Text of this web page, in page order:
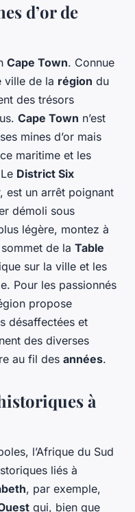
d’or de
Cape Town. Connue
ville de la région du
des trésors
Cape Town n’est
mines d’or mais
maritime et les
District Six
est un arrêt poignant
démoli sous
légère, montez à
de la Table
sur la ville et les
Pour les passionnés
propose
désaffectées et
des diverses
au fil des années.
à
l’Afrique du Sud
liés à
, par exemple,
qui, bien que